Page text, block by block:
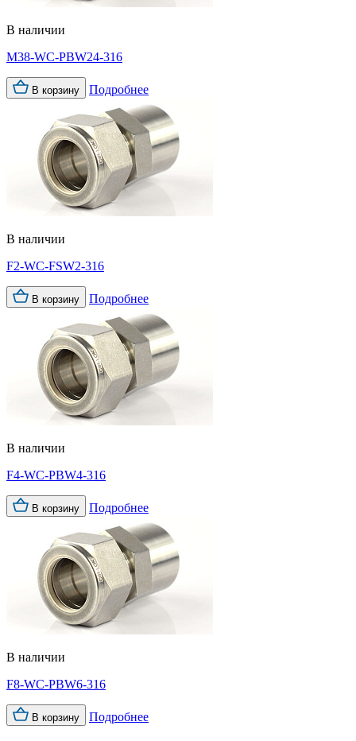
В наличии
M38-WC-PBW24-316
В корзину Подробнее
В наличии
F2-WC-FSW2-316
В корзину Подробнее
В наличии
F4-WC-PBW4-316
В корзину Подробнее
В наличии
F8-WC-PBW6-316
В корзину Подробнее